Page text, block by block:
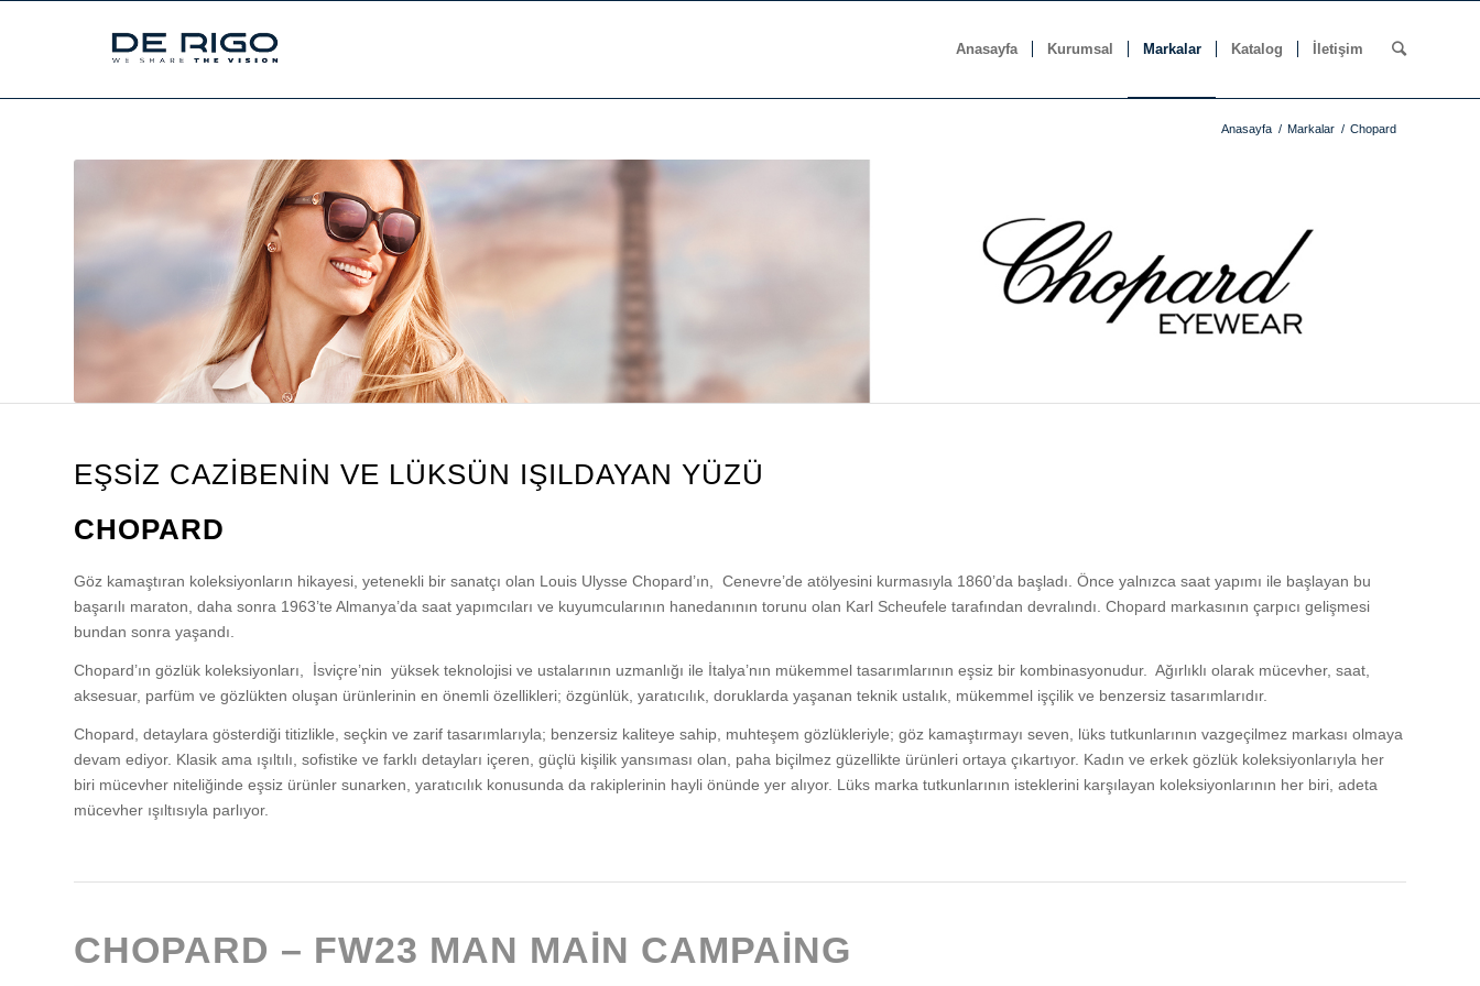
Anasayfa Kurumsal Markalar Katalog İletişim
Anasayfa / Markalar / Chopard
EŞSİZ CAZİBENİN VE LÜKSÜN IŞILDAYAN YÜZÜ
CHOPARD
Göz kamaştıran koleksiyonların hikayesi, yetenekli bir sanatçı olan Louis Ulysse Chopard’ın, Cenevre’de atölyesini kurmasıyla 1860’da başladı. Önce yalnızca saat yapımı ile başlayan bu
başarılı maraton, daha sonra 1963’te Almanya’da saat yapımcıları ve kuyumcularının hanedanının torunu olan Karl Scheufele tarafından devralındı. Chopard markasının çarpıcı gelişmesi
bundan sonra yaşandı.
Chopard’ın gözlük koleksiyonları, İsviçre’nin yüksek teknolojisi ve ustalarının uzmanlığı ile İtalya’nın mükemmel tasarımlarının eşsiz bir kombinasyonudur. Ağırlıklı olarak mücevher, saat,
aksesuar, parfüm ve gözlükten oluşan ürünlerinin en önemli özellikleri; özgünlük, yaratıcılık, doruklarda yaşanan teknik ustalık, mükemmel işçilik ve benzersiz tasarımlarıdır.
Chopard, detaylara gösterdiği titizlikle, seçkin ve zarif tasarımlarıyla; benzersiz kaliteye sahip, muhteşem gözlükleriyle; göz kamaştırmayı seven, lüks tutkunlarının vazgeçilmez markası olmaya
devam ediyor. Klasik ama ışıltılı, sofistike ve farklı detayları içeren, güçlü kişilik yansıması olan, paha biçilmez güzellikte ürünleri ortaya çıkartıyor. Kadın ve erkek gözlük koleksiyonlarıyla her
biri mücevher niteliğinde eşsiz ürünler sunarken, yaratıcılık konusunda da rakiplerinin hayli önünde yer alıyor. Lüks marka tutkunlarının isteklerini karşılayan koleksiyonlarının her biri, adeta
mücevher ışıltısıyla parlıyor.
CHOPARD – FW23 MAN MAIN CAMPAING